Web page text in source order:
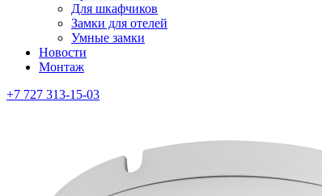
Для шкафчиков
Замки для отелей
Умные замки
Новости
Монтаж
+7 727 313-15-03